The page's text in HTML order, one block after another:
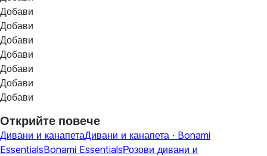
Добави
Добави
Добави
Добави
Добави
Добави
Добави
Открийте повече
Дивани и канапетаДивани и канапета · Bonami
EssentialsBonami EssentialsРозови дивани и